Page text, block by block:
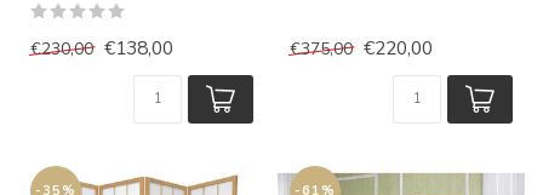
€230,00 €138,00 €375,00 €220,00
-35% -61%